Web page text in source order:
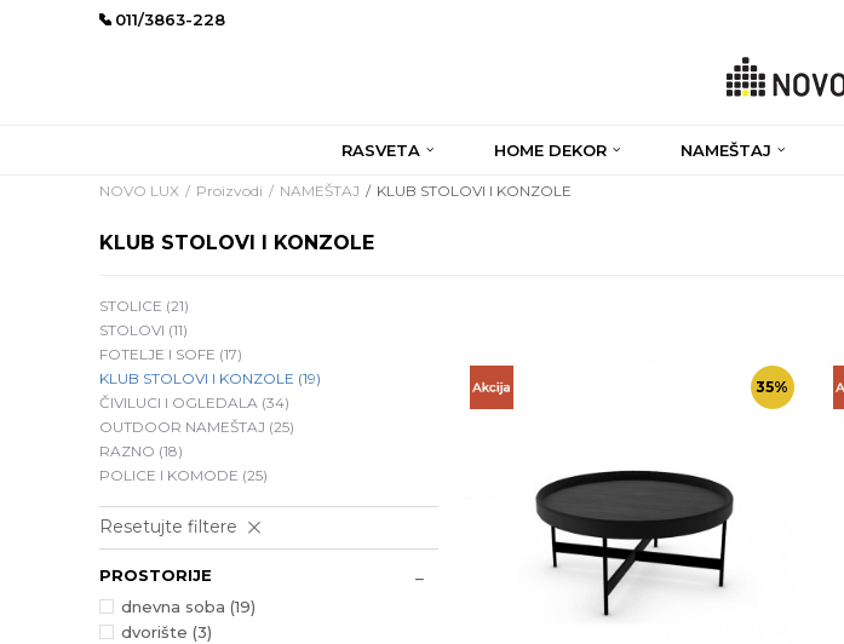
011/3863-228
RASVETA HOME DEKOR NAMEŠTAJ
NOVO LUX Proizvodi NAMEŠTAJ KLUB STOLOVI I KONZOLE
KLUB STOLOVI I KONZOLE
STOLICE (21)
STOLOVI (11)
FOTELJE I SOFE (17)
KLUB STOLOVI I KONZOLE (19)
ČIVILUCI I OGLEDALA (34)
OUTDOOR NAMEŠTAJ (25)
RAZNO (18)
POLICE I KOMODE (25)
Resetujte filtere
PROSTORIJE
dnevna soba (19)
dvorište (3)
35%